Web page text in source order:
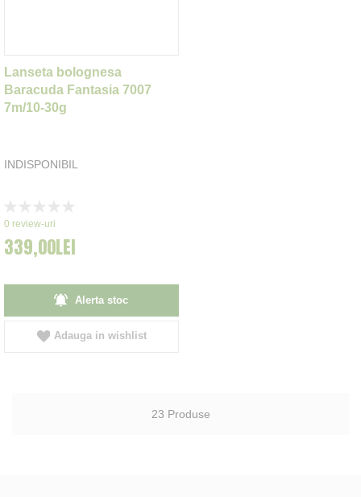
Lanseta bolognesa
Baracuda Fantasia 7007
7m/10-30g
INDISPONIBIL
0%
0 review-uri
339,00LEI
Alerta stoc
Adauga in wishlist
23 Produse